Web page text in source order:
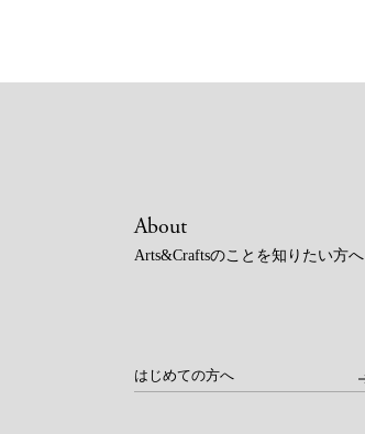
About
Arts&Craftsのことを知りたい方へ
はじめての方へ